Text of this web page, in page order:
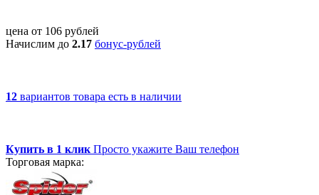
цена от 106 рублей
Начислим до 2.17 бонус-рублей
12 вариантов товара есть в наличии
Купить в 1 клик Просто укажите Ваш телефон
Торговая марка: